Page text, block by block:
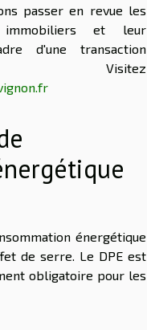
passer en revue les
immobiliers et leur
d'une transaction
Visitez
énergétique
de serre. Le DPE est
obligatoire pour les